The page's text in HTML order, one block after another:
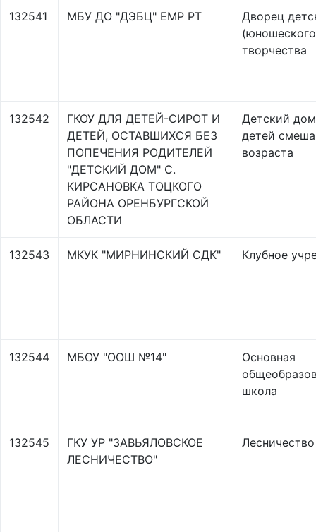
132541 МБУ ДО "ДЭБЦ" ЕМР РТ
Дворец
творчества
132542
ГКОУ ДЛЯ ДЕТЕЙ-СИРОТ И
ДЕТЕЙ, ОСТАВШИХСЯ БЕЗ
ПОПЕЧЕНИЯ РОДИТЕЛЕЙ
"ДЕТСКИЙ ДОМ" С.
КИРСАНОВКА ТОЦКОГО
РАЙОНА ОРЕНБУРГСКОЙ
ОБЛАСТИ
Детский
детей
возраста
132543 МКУК "МИРНИНСКИЙ СДК" Клубное
132544 МБОУ "ООШ №14"
Основная
школа
132545
ГКУ УР "ЗАВЬЯЛОВСКОЕ
ЛЕСНИЧЕСТВО"
Лесничество